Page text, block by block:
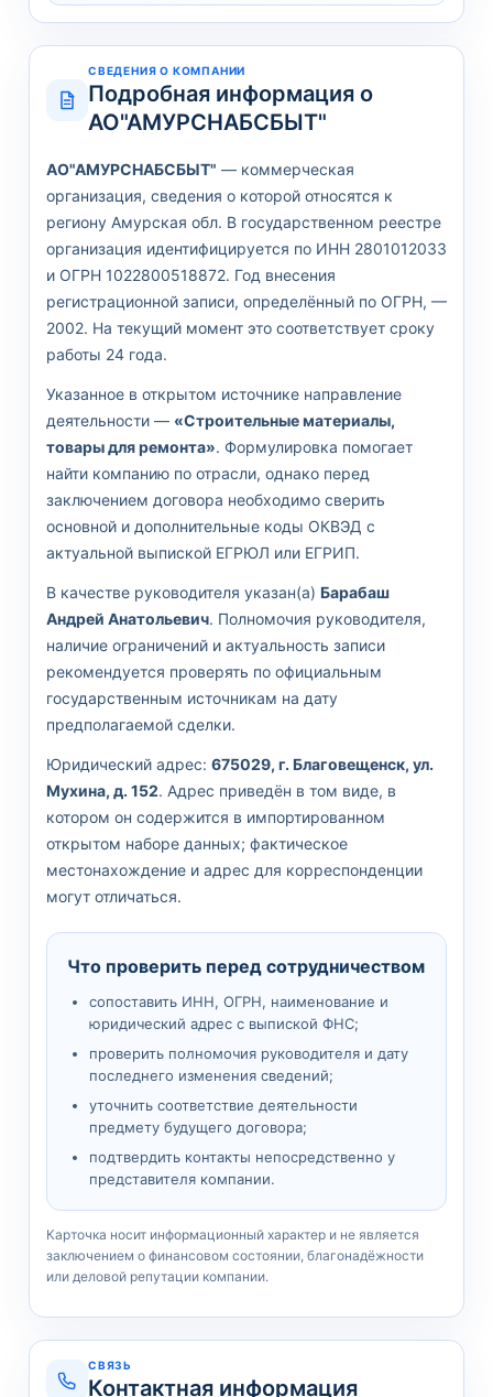
СВЕДЕНИЯ О КОМПАНИИ
Подробная информация о
АО"АМУРСНАБСБЫТ"
АО"АМУРСНАБСБЫТ" — коммерческая
организация, сведения о которой относятся к
региону Амурская обл. В государственном реестре
организация идентифицируется по ИНН 2801012033
и ОГРН 1022800518872. Год внесения
регистрационной записи, определённый по ОГРН, —
2002. На текущий момент это соответствует сроку
работы 24 года.
Указанное в открытом источнике направление
деятельности — «Строительные материалы,
товары для ремонта». Формулировка помогает
найти компанию по отрасли, однако перед
заключением договора необходимо сверить
основной и дополнительные коды ОКВЭД с
актуальной выпиской ЕГРЮЛ или ЕГРИП.
В качестве руководителя указан(а) Барабаш
Андрей Анатольевич. Полномочия руководителя,
наличие ограничений и актуальность записи
рекомендуется проверять по официальным
государственным источникам на дату
предполагаемой сделки.
Юридический адрес: 675029, г. Благовещенск, ул.
Мухина, д. 152. Адрес приведён в том виде, в
котором он содержится в импортированном
открытом наборе данных; фактическое
местонахождение и адрес для корреспонденции
могут отличаться.
Что проверить перед сотрудничеством
сопоставить ИНН, ОГРН, наименование и
юридический адрес с выпиской ФНС;
проверить полномочия руководителя и дату
последнего изменения сведений;
уточнить соответствие деятельности
предмету будущего договора;
подтвердить контакты непосредственно у
представителя компании.
Карточка носит информационный характер и не является
заключением о финансовом состоянии, благонадёжности
или деловой репутации компании.
СВЯЗЬ
Контактная информация